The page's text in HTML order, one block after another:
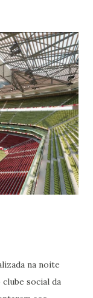
neste estilo
danças
Ghoomar, Chair).
Dedica-se há
em especial
seus estudos de
clássico,
na noite
social da